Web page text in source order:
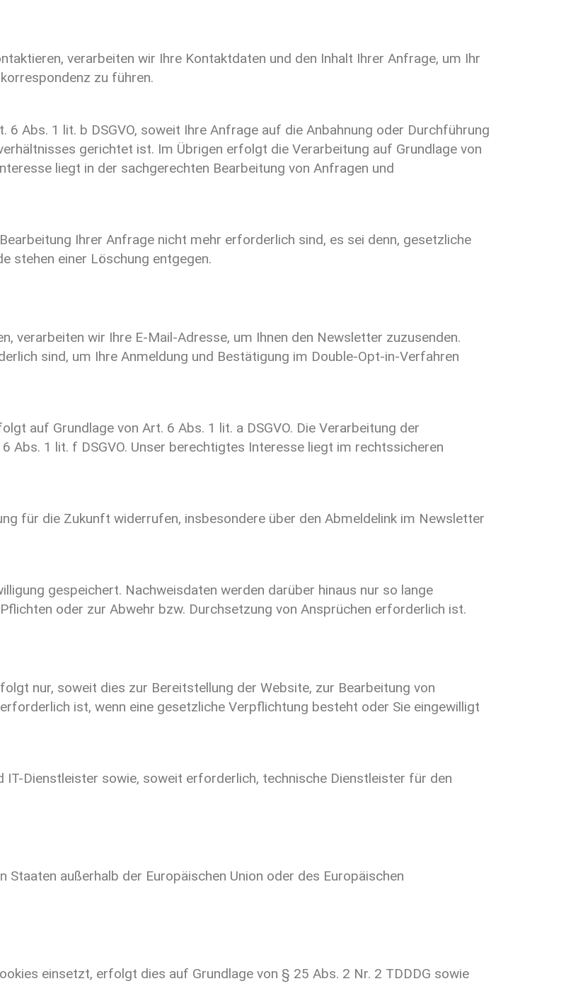
verarbeiten wir Ihre Kontaktdaten und den Inhalt Ihrer Anfrage, um Ihr
zu führen.
Abs. 1 lit. b DSGVO, soweit Ihre Anfrage auf die Anbahnung oder Durchführung
gerichtet ist. Im Übrigen erfolgt die Verarbeitung auf Grundlage von
liegt in der sachgerechten Bearbeitung von Anfragen und
Ihrer Anfrage nicht mehr erforderlich sind, es sei denn, gesetzliche
stehen einer Löschung entgegen.
verarbeiten wir Ihre E-Mail-Adresse, um Ihnen den Newsletter zuzusenden.
sind, um Ihre Anmeldung und Bestätigung im Double-Opt-in-Verfahren
auf Grundlage von Art. 6 Abs. 1 lit. a DSGVO. Die Verarbeitung der
Abs. 1 lit. f DSGVO. Unser berechtigtes Interesse liegt im rechtssicheren
für die Zukunft widerrufen, insbesondere über den Abmeldelink im Newsletter
gespeichert. Nachweisdaten werden darüber hinaus nur so lange
oder zur Abwehr bzw. Durchsetzung von Ansprüchen erforderlich ist.
nur, soweit dies zur Bereitstellung der Website, zur Bearbeitung von
ist, wenn eine gesetzliche Verpflichtung besteht oder Sie eingewilligt
IT-Dienstleister sowie, soweit erforderlich, technische Dienstleister für den
Staaten außerhalb der Europäischen Union oder des Europäischen
einsetzt, erfolgt dies auf Grundlage von § 25 Abs. 2 Nr. 2 TDDDG sowie